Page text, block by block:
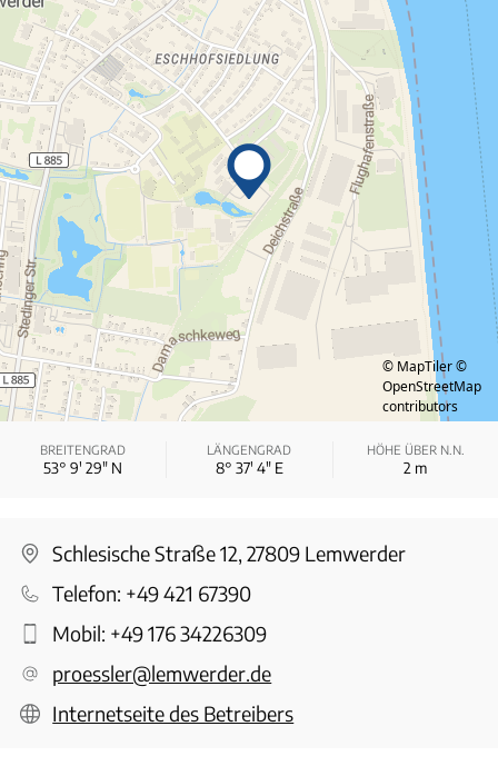
© MapTiler ©
OpenStreetMap
contributors
BREITENGRAD
53° 9′ 29″ N
LÄNGENGRAD
8° 37′ 4″ E
HÖHE ÜBER N.N.
2 m
Schlesische Straße 12, 27809 Lemwerder
Telefon: +49 421 67390
Mobil: +49 176 34226309
proessler@lemwerder.de
Internetseite des Betreibers